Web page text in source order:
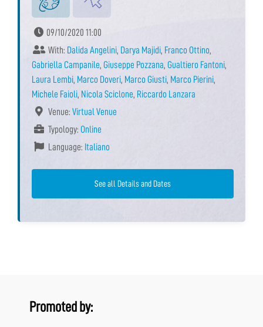
09/10/2020 11:00
With: Dalida Angelini, Darya Majidi, Franco Ottino,
Gabriella Campanile, Giuseppe Pozzana, Gualtiero Fantoni,
Laura Lembi, Marco Doveri, Marco Giusti, Marco Pierini,
Michele Faioli, Nicola Sciclone, Riccardo Lanzara
Venue: Virtual Venue
Typology: Online
Language: Italiano
See all Details and Dates
Promoted by: